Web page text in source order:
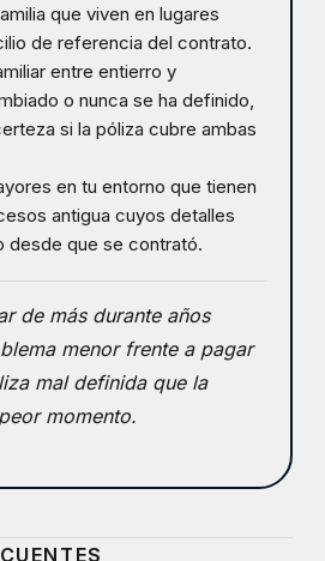
que viven en lugares
de referencia del contrato.
entre entierro y
o nunca se ha definido,
si la póliza cubre ambas
en tu entorno que tienen
antigua cuyos detalles
desde que se contrató.
de más durante años
menor frente a pagar
mal definida que la
momento.